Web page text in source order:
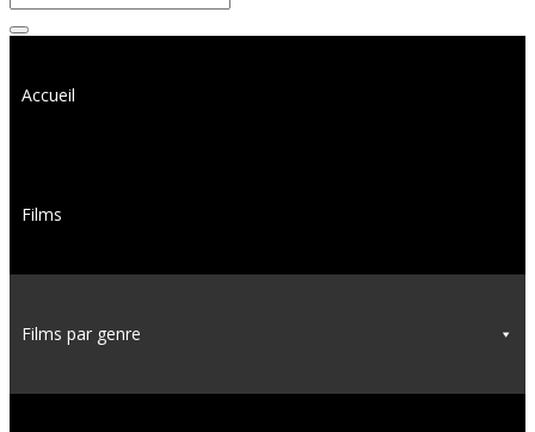
Accueil
Films
Films par genre